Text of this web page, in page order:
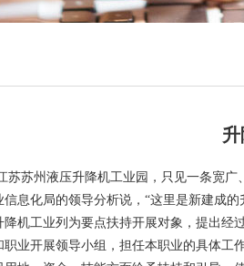
苏州液压升降机工业园，只见一条宽广
息化局的领导分析说，“这里是新建成的
工业列为要点扶持开展对象，提出经
职业开展领导小组，担任本职业的具体